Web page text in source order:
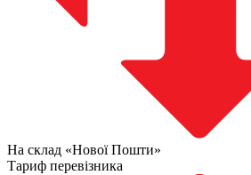
На склад «Нової Пошти»
Тариф перевізника